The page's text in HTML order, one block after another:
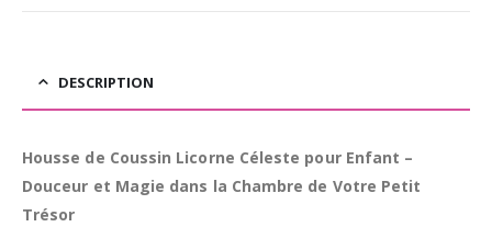
DESCRIPTION
Housse de Coussin Licorne Céleste pour Enfant –
Douceur et Magie dans la Chambre de Votre Petit
Trésor